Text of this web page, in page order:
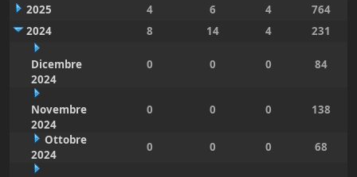
2025
4 6 4
764
2024
8 14 4 231
Dicembre
2024
0 0 0 84
Novembre
2024
0 0 0 138
Ottobre
2024
0 0 0 68